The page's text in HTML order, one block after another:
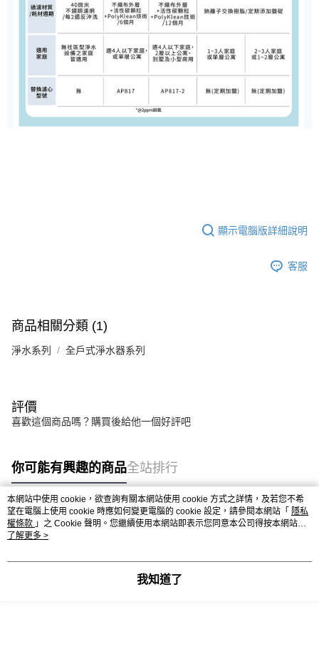
顯示電腦版詳細說明
客服
商品相關分類 (1)
淨水系列 全戶式淨水器系列
評價
喜歡這個商品嗎？購買後給他一個好評吧
你可能有興趣的商品全站排行
本網站中使用 cookie，欲查詢有關本網站使用 cookie 方式之詳情，及若您不希
望在電腦上使用 cookie 時應如何變更電腦的 cookie 設定，請參閱本網站「 隱私
權條款 」之 Cookie 聲明。您繼續使用本網站即表示您同意本公司得按本網站使
用條款之 Cookie 聲明使用 cookie。
了解更多 >
我知道了